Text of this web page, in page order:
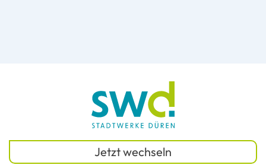
Jetzt wechseln